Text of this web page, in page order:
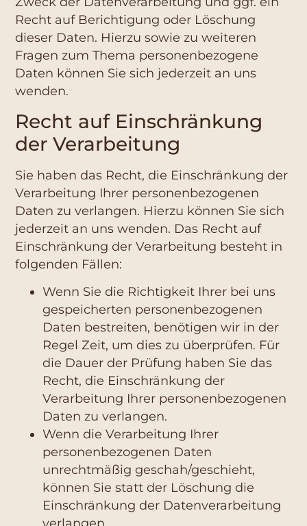
Recht auf Berichtigung oder Löschung
dieser Daten. Hierzu sowie zu weiteren
Fragen zum Thema personenbezogene
Daten können Sie sich jederzeit an uns
wenden.
Recht auf Einschränkung
der Verarbeitung
Sie haben das Recht, die Einschränkung der
Verarbeitung Ihrer personenbezogenen
Daten zu verlangen. Hierzu können Sie sich
jederzeit an uns wenden. Das Recht auf
Einschränkung der Verarbeitung besteht in
folgenden Fällen:
Wenn Sie die Richtigkeit Ihrer bei uns
gespeicherten personenbezogenen
Daten bestreiten, benötigen wir in der
Regel Zeit, um dies zu überprüfen. Für
die Dauer der Prüfung haben Sie das
Recht, die Einschränkung der
Verarbeitung Ihrer personenbezogenen
Daten zu verlangen.
Wenn die Verarbeitung Ihrer
personenbezogenen Daten
unrechtmäßig geschah/geschieht,
können Sie statt der Löschung die
Einschränkung der Datenverarbeitung
verlangen.